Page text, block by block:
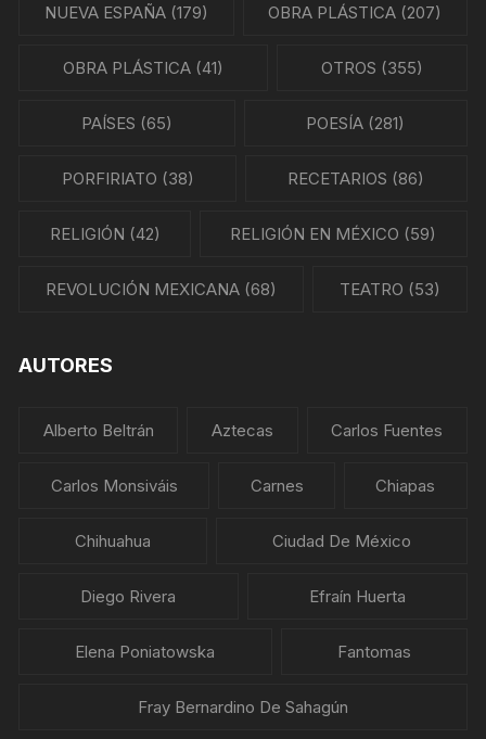
NUEVA ESPAÑA(179) OBRA PLÁSTICA (207)
OBRA PLÁSTICA (41) OTROS (355)
PAÍSES (65) POESÍA (281)
PORFIRIATO (38) RECETARIOS (86)
RELIGIÓN (42) RELIGIÓN EN MÉXICO (59)
REVOLUCIÓN MEXICANA (68) TEATRO (53)
AUTORES
Alberto Beltrán Aztecas Carlos Fuentes
Carlos Monsiváis Carnes Chiapas
Chihuahua Ciudad De México
Diego Rivera Efraín Huerta
Elena Poniatowska Fantomas
Fray Bernardino De Sahagún